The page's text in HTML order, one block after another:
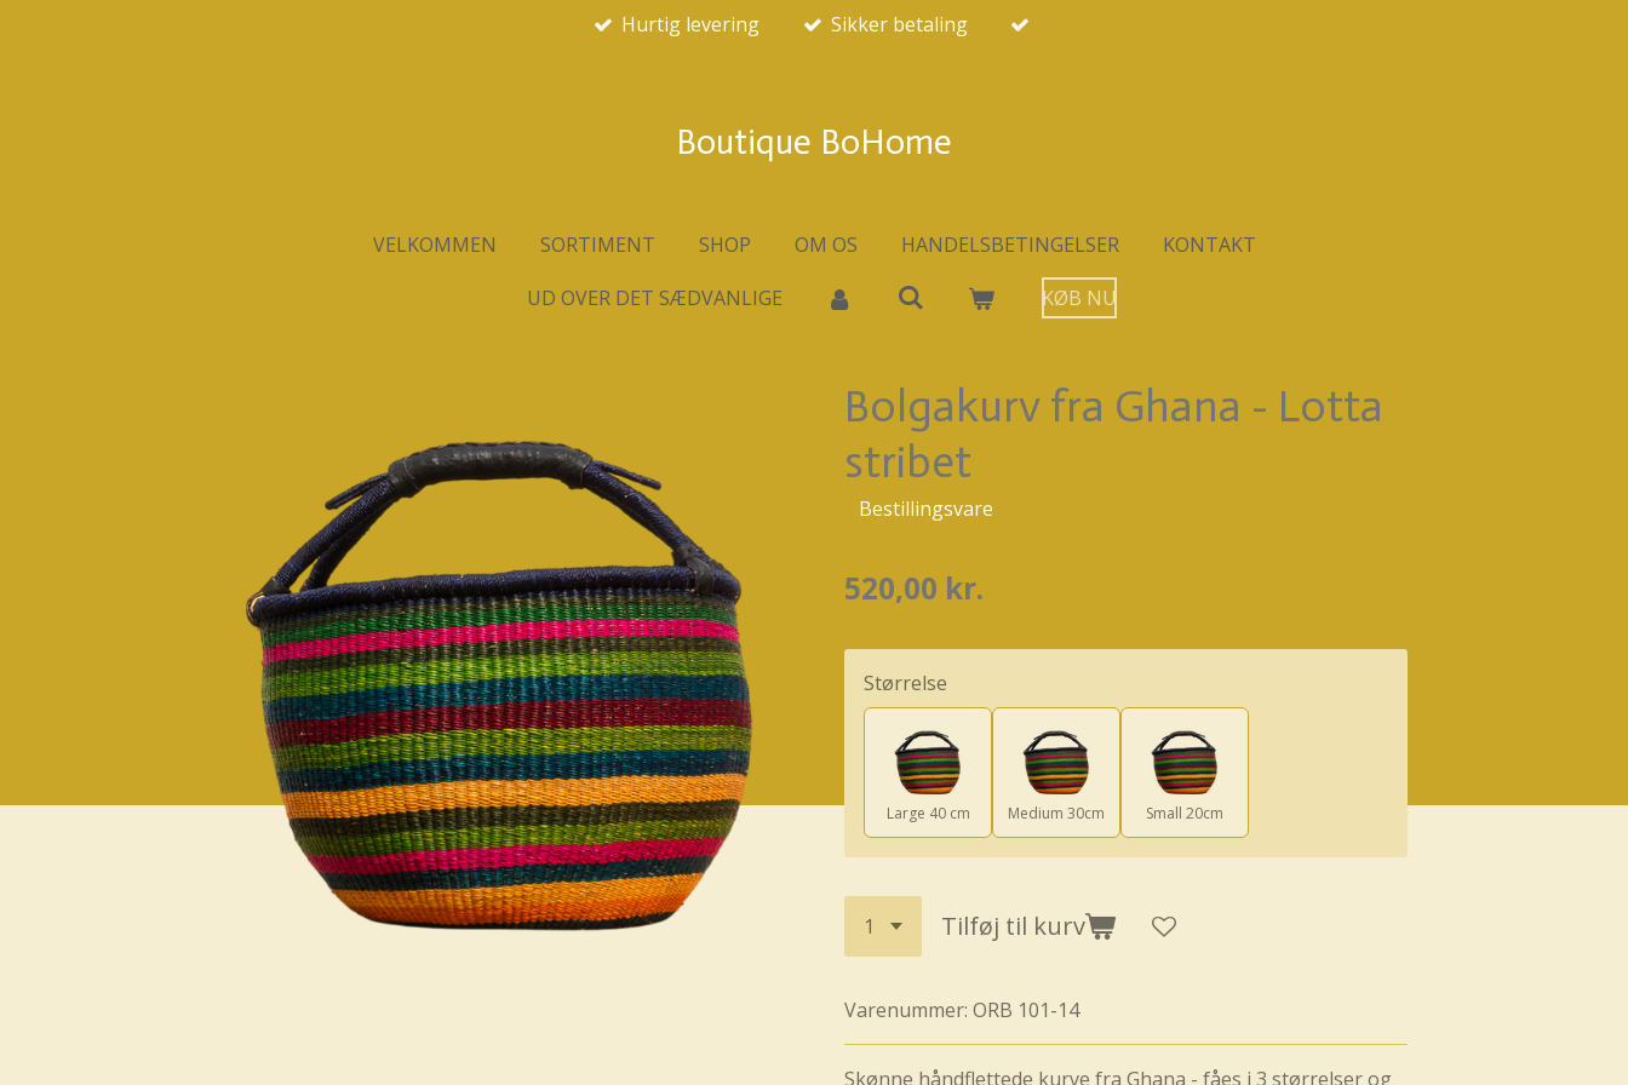
Hurtig levering Sikker betaling
Boutique BoHome
VELKOMMEN SORTIMENT SHOP OM OS HANDELSBETINGELSER
KONTAKT
UD OVER DET SÆDVANLIGE
KØB NU
Bolgakurv fra Ghana - Lotta
stribet
Bestillingsvare
520,00 kr.
Størrelse
Large 40 cm Medium 30cm Small 20cm
Tilføj til kurv
Varenummer: ORB 101-14
Skønne håndflettede kurve fra Ghana - fåes i 3 størrelser og